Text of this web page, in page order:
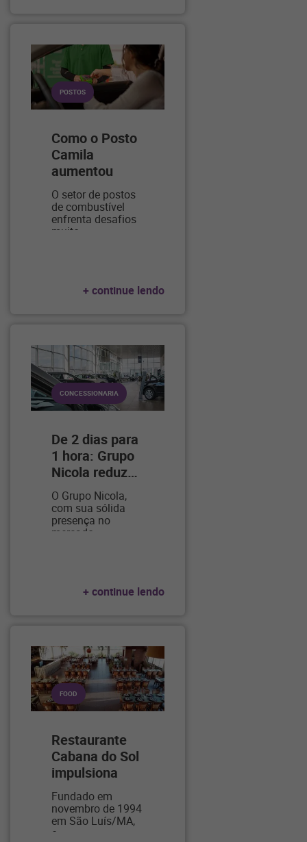
POSTOS
Como o Posto
Camila
aumentou
sua…
O setor de postos
de combustível
enfrenta desafios
muito
+ continue lendo
CONCESSIONARIA
De 2 dias para
1 hora: Grupo
Nicola reduz…
O Grupo Nicola,
com sua sólida
presença no
mercado
+ continue lendo
FOOD
Restaurante
Cabana do Sol
impulsiona
as
…
Fundado em
novembro de 1994
em São Luís/MA,
o